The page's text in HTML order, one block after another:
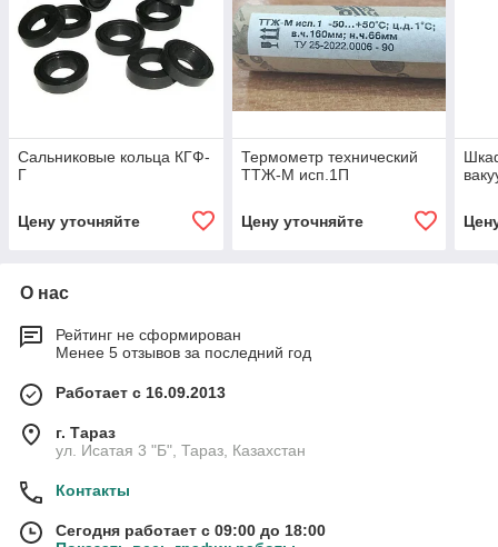
Сальниковые кольца КГФ-
Г
Цену уточняйте
Термометр технический
ТТЖ-М исп.1П
Цену уточняйте
О нас
Рейтинг не сформирован
Менее 5 отзывов за последний год
Работает с 16.09.2013
г. Тараз
ул. Исатая 3 "Б", Тараз, Казахстан
Контакты
Сегодня работает с 09:00 до 18:00